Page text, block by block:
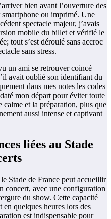
bien avant l’ouverture des
ou imprimé. Une
spectacle majeur, j’avais
mobile du billet et vérifié le
tout s’est déroulé sans accroc
sans stress.
un ami se retrouver coincé
avait oublié son identifiant du
dans mes notes les codes
mon départ pour éviter toute
et la préparation, plus que
aussi intense et captivant
liées au Stade
Stade de France peut accueillir
concert, avec une configuration
du show. Cette capacité
quelques heures lors des
est indispensable pour